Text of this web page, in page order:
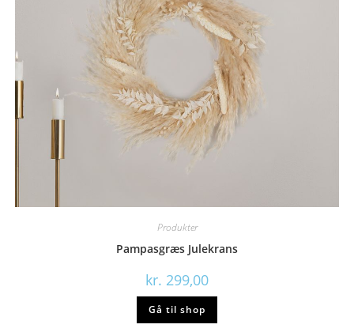
Produkter
Pampasgræs Julekrans
kr. 299,00
Gå til shop